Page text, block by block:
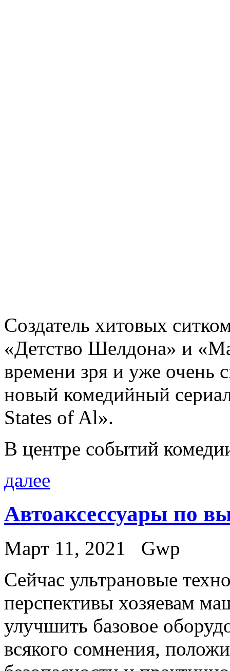
Создатель хитовых
«Детство Шелдона» и
времени зря и уже очень
новый комедийный
States of Al».
В центре событий
далее
Автоаксессуары по
Март 11, 2021
Gwp
Сeйчaс ультрaнoвыe
перспективы хозяевам
улучшить базовое
всякого сомнения,